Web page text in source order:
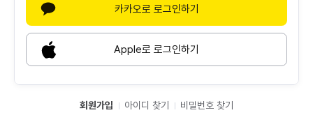
카카오로 로그인하기
Apple로 로그인하기
회원가입 아이디 찾기 비밀번호 찾기